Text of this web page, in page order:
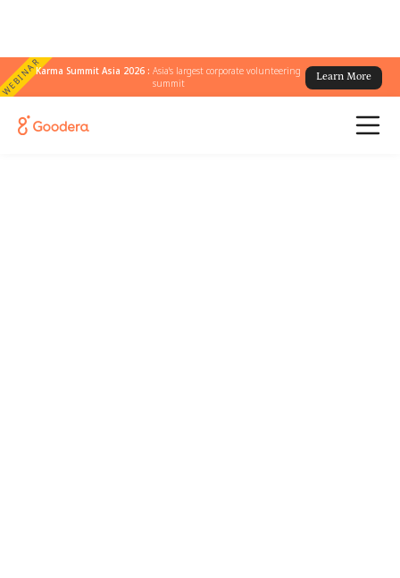
WEBINARKarma Summit Asia 2026 :Asia's largest corporate volunteering
summit
Learn More